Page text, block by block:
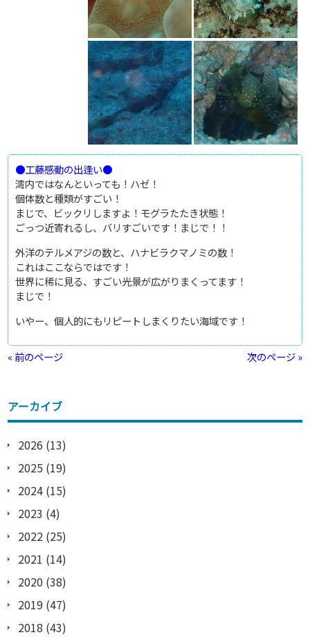
●工藤感動の出逢い●
湾内ではなんといっても！ハゼ！
個体数と種類がすごい！
まじで、ビックリしますよ！モグラたたき状態！
ごっつ近寄れるし、バリすごいです！まじで！！
外洋のテルメアジの数と、ハナビラクマノミの数！
これはここならではです！
世界に稀に見る、すごい光景が広がりまくってます！
まじで！
いやー、個人的にもリピートしまくりたい海域です！
« 前のページ 次のページ »
アーカイブ
2026 (13)
2025 (19)
2024 (15)
2023 (4)
2022 (25)
2021 (14)
2020 (38)
2019 (47)
2018 (43)